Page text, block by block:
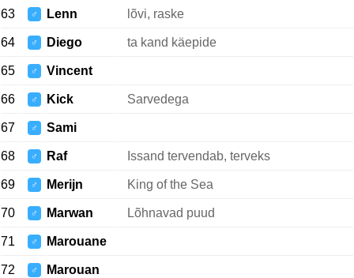
63 ♂ Lenn lõvi, raske
64 ♂ Diego ta kand käepide
65 ♂ Vincent
66 ♂ Kick Sarvedega
67 ♂ Sami
68 ♂ Raf Issand tervendab, terveks
69 ♂ Merijn King of the Sea
70 ♂ Marwan Lõhnavad puud
71 ♂ Marouane
72 ♂ Marouan